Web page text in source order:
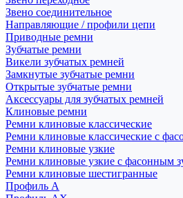
Звено соединительное
Направляющие / профили цепи
Приводные ремни
Зубчатые ремни
Викели зубчатых ремней
Замкнутые зубчатые ремни
Открытые зубчатые ремни
Аксессуары для зубчатых ремней
Клиновые ремни
Ремни клиновые классические
Ремни клиновые классические с
Ремни клиновые узкие
Ремни клиновые узкие с фасонным
Ремни клиновые шестигранные
Профиль A